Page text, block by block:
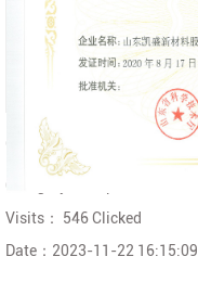
Corporate Honors
Category：
Visits：
546 Clicked
Date： 2023-11-22 16:15:09